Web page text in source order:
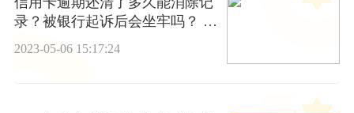
录？被银行起诉后会坐牢吗？ 世
界今日讯
2023-05-06 15:17:24